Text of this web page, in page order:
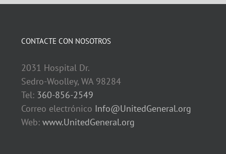
CONTACTE CON NOSOTROS
2031 Hospital Dr.
Sedro-Woolley, WA 98284
Tel: 360-856-2549
Correo electrónico Info@UnitedGeneral.org
Web:www.UnitedGeneral.org